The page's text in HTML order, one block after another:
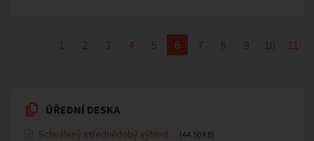
1 2 3 4 5 6 7 8 9 10 11
ÚŘEDNÍ DESKA
Schválený střednědobý výhled… (44.50 KB)